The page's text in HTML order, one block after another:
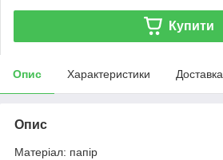
Купити
Опис Характеристики Доставка
Опис
Матеріал: папір